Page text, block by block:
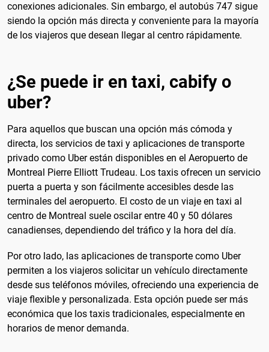
conexiones adicionales. Sin embargo, el autobús 747 sigue
siendo la opción más directa y conveniente para la mayoría
de los viajeros que desean llegar al centro rápidamente.
¿Se puede ir en taxi, cabify o
uber?
Para aquellos que buscan una opción más cómoda y
directa, los servicios de taxi y aplicaciones de transporte
privado como Uber están disponibles en el Aeropuerto de
Montreal Pierre Elliott Trudeau. Los taxis ofrecen un servicio
puerta a puerta y son fácilmente accesibles desde las
terminales del aeropuerto. El costo de un viaje en taxi al
centro de Montreal suele oscilar entre 40 y 50 dólares
canadienses, dependiendo del tráfico y la hora del día.
Por otro lado, las aplicaciones de transporte como Uber
permiten a los viajeros solicitar un vehículo directamente
desde sus teléfonos móviles, ofreciendo una experiencia de
viaje flexible y personalizada. Esta opción puede ser más
económica que los taxis tradicionales, especialmente en
horarios de menor demanda.